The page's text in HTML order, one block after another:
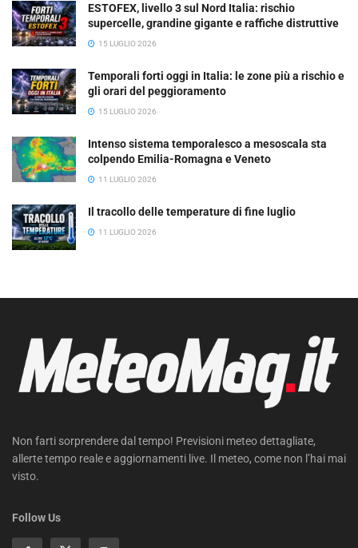
ESTOFEX, livello 3 sul Nord Italia: rischio
supercelle, grandine gigante e raffiche distruttive
15 LUGLIO 2026
Temporali forti oggi in Italia: le zone più a rischio e
gli orari del peggioramento
15 LUGLIO 2026
Intenso sistema temporalesco a mesoscala sta
colpendo Emilia-Romagna e Veneto
11 LUGLIO 2026
Il tracollo delle temperature di fine luglio
11 LUGLIO 2026
Non farti sorprendere dal tempo! Previsioni meteo dettagliate,
allerte tempo reale e aggiornamenti live. Il meteo, come non l’hai mai
visto.
Follow Us